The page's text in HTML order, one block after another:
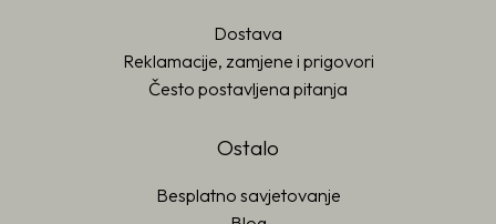
Dostava
Reklamacije, zamjene i prigovori
Često postavljena pitanja
Ostalo
Besplatno savjetovanje